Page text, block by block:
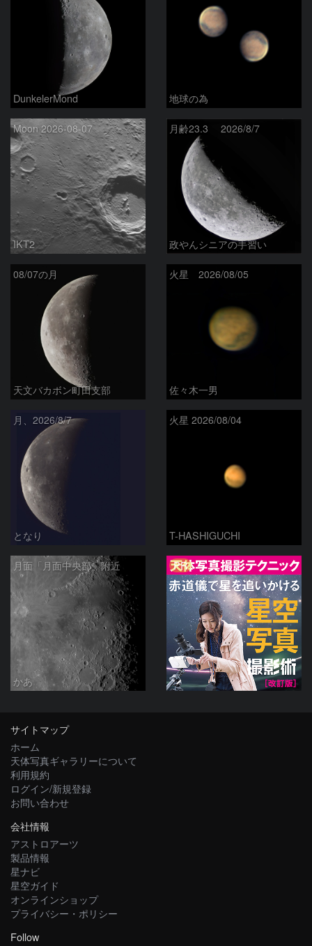
DunkelerMond 地球の為
Moon 2026-08-07
IKT2
月齢23.3 2026/8/7
政やんシニアの手習い
08/07の月
天文バカボン町田支部
火星 2026/08/05
佐々木一男
月、2026/8/7
となり
火星 2026/08/04
T-HASHIGUCHI
月面「月面中央部」附近
かあ
PR
サイトマップ
ホーム
天体写真ギャラリーについて
利用規約
ログイン/新規登録
お問い合わせ
会社情報
アストロアーツ
製品情報
星ナビ
星空ガイド
オンラインショップ
プライバシー・ポリシー
Follow